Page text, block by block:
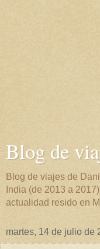
Blog de
Blog de viajes de
India (de 2013 a
actualidad resido en
martes, 14 de julio de